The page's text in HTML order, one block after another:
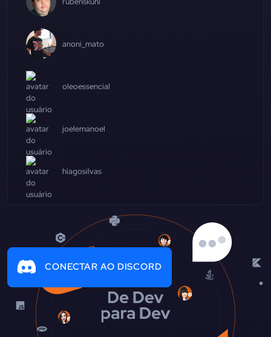
anoni_mato
oleoessencial
joelemanoel
hiagosilvas
CONECTAR AO DISCORD